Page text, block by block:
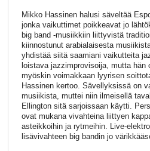
Mikko Hassinen halusi säveltää
jonka vaikuttimet poikkeavat jo
big band -musiikkiin liittyvistä
kiinnostunut arabialaisesta
yhdistää siitä saamiani vaikutteita
loistava jazzimprovisoija, mutta hän
myöskin voimakkaan lyyrisen
Hassinen kertoo. Sävellyksissä on
musiikista, muttei niin ilmeisellä
Ellington sitä sarjoissaan käytti.
ovat mukana vivahteina liittyen
asteikkoihin ja rytmeihin. Live-
lisävivahteen big bandin jo